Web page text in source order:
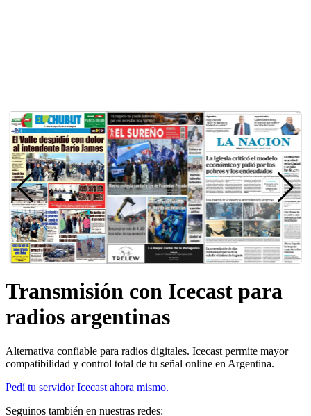
Transmisión con Icecast para
radios argentinas
Alternativa confiable para radios digitales. Icecast permite mayor
compatibilidad y control total de tu señal online en Argentina.
Pedí tu servidor Icecast ahora mismo.
Seguinos también en nuestras redes: